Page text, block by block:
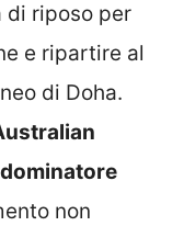
di riposo per
e ripartire al
di Doha.
non